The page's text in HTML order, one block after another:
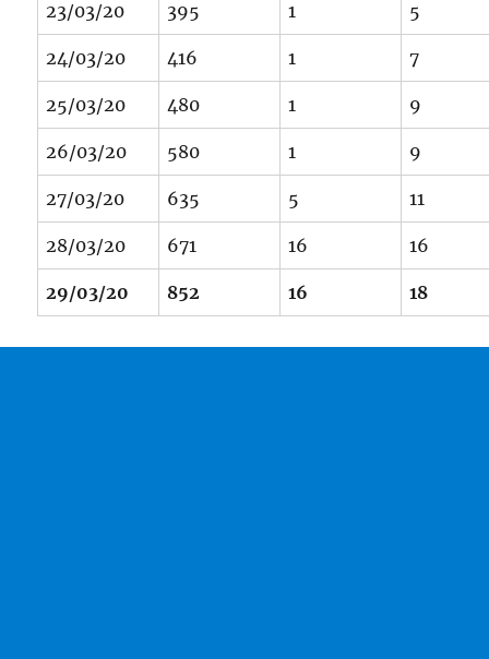
23/03/20 395 1 5
24/03/20 416 1 7
25/03/20 480 1 9
26/03/20 580 1 9
27/03/20 635 5 11
28/03/20 671 16 16
29/03/20 852 16 18